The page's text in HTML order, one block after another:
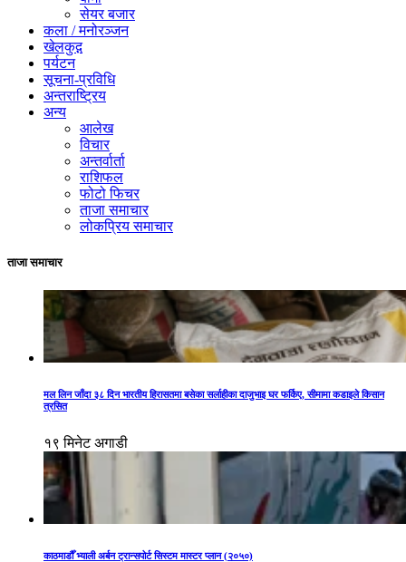
सेयर बजार
कला / मनोरञ्जन
खेलकुद़़
पर्यटन
सूचना-प्रविधि
अन्तराष्ट्रिय
अन्य
आलेख
विचार
अन्तर्वार्ता
राशिफल
फोटो फिचर
ताजा समाचार
लोकप्रिय समाचार
ताजा समाचार
मल लिन जाँदा ३८ दिन भारतीय हिरासतमा बसेका सर्लाहीका दाजुभाइ घर फर्किए, सीमामा कडाइले किसान
त्रसित
१९ मिनेट अगाडी
काठमाडौँ भ्याली अर्बन ट्रान्सपोर्ट सिस्टम मास्टर प्लान (२०५०)